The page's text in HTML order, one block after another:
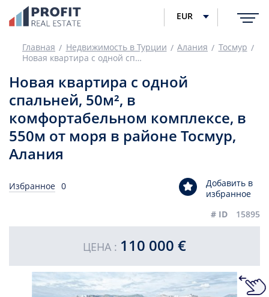
EUR
Главная Недвижимость в Турции Алания
Тосмур
Новая квартира с одной спальней, 50м², в комфортабельном комплексе, в 550м от моря в районе Тосмур, Алания
Новая квартира с одной
спальней, 50м², в
комфортабельном комплексе, в
550м от моря в районе Тосмур,
Алания
Избранное 0
Добавить в
избранное
# ID
15895
ЦЕНА : 110 000 €